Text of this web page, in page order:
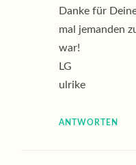
Danke für
mal jemanden
war!
LG
ulrike
ANTWORTEN